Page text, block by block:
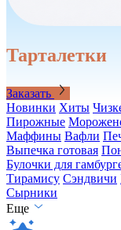
Тарталетки
Заказать
Новинки Хиты
Пирожные
Маффины Вафли
Выпечка готовая
Булочки для
Тирамису Сэндвичи
Сырники
Еще